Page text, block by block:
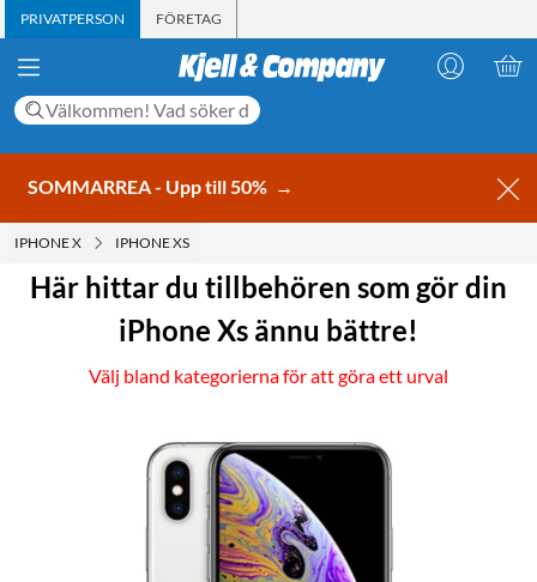
PRIVATPERSON FÖRETAG
SOMMARREA - Upp till 50% →
IPHONE X IPHONE XS
Här hittar du tillbehören som gör din
iPhone Xs ännu bättre!
Välj bland kategorierna för att göra ett urval